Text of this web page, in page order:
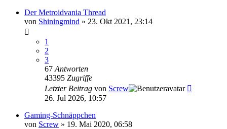
Der Metroidvania Thread
von Shiningmind » 23. Okt 2021, 23:14
1
2
3
67 Antworten
43395 Zugriffe
Letzter Beitrag von Screw
26. Jul 2026, 10:57
Gaming-Schnäppchen
von Screw » 19. Mai 2020, 06:58